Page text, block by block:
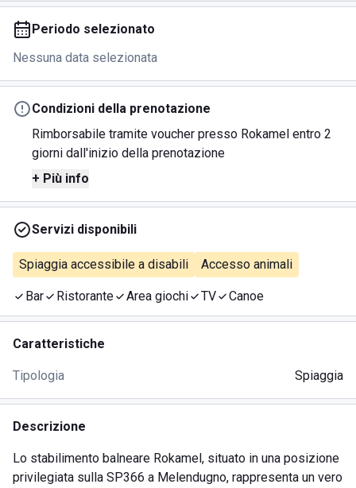
Periodo selezionato
Nessuna data selezionata
Condizioni della prenotazione
Rimborsabile tramite voucher presso Rokamel entro 2
giorni dall'inizio della prenotazione
+ Più info
Servizi disponibili
Spiaggia accessibile a disabili Accesso animali
Bar Ristorante Area giochi TV Canoe
Caratteristiche
Tipologia Spiaggia
Descrizione
Lo stabilimento balneare Rokamel, situato in una posizione
privilegiata sulla SP366 a Melendugno, rappresenta un vero